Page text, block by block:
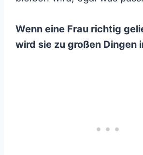
Wenn eine Frau richtig
wird sie zu großen Dingen